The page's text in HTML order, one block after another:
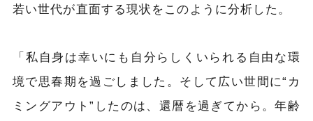
若い世代が直面する現状をこのように分析した。
「私自身は幸いにも自分らしくいられる自由な環
境で思春期を過ごしました。そして広い世間に“カ
ミングアウト”したのは、還暦を過ぎてから。年齢